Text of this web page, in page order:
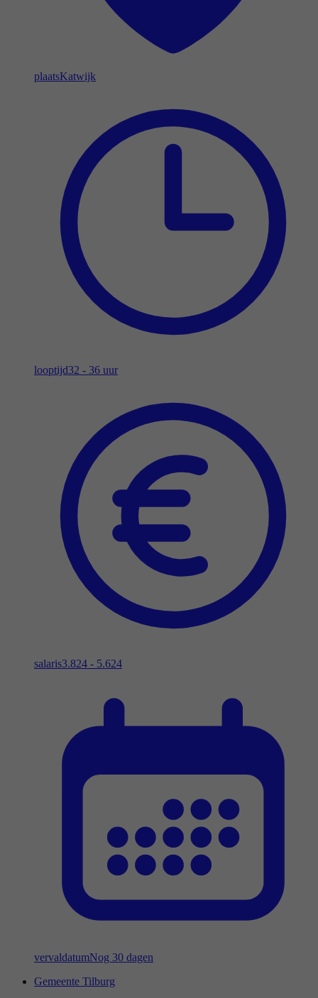
plaatsKatwijk
looptijd32 - 36 uur
salaris3.824 - 5.624
vervaldatumNog 30 dagen
Gemeente Tilburg